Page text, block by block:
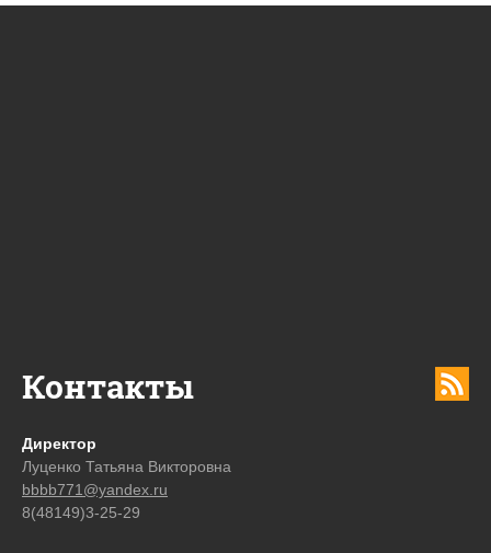
Контакты
Директор
Луценко Татьяна Викторовна
bbbb771@yandex.ru
8(48149)3-25-29